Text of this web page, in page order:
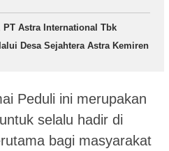
PT Astra International Tbk
Desa Sejahtera Astra Kemiren
Peduli ini merupakan
selalu hadir di
bagi masyarakat